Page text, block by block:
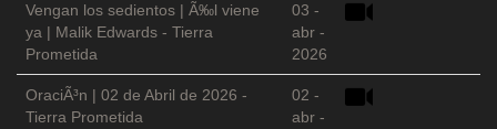
Vengan los sedientos | Ã‰l viene
ya | Malik Edwards - Tierra
Prometida
03 -
abr -
2026
OraciÃ³n | 02 de Abril de 2026 -
Tierra Prometida
02 -
abr -